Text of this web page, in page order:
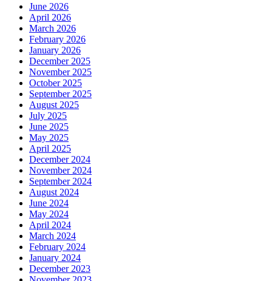
June 2026
April 2026
March 2026
February 2026
January 2026
December 2025
November 2025
October 2025
September 2025
August 2025
July 2025
June 2025
May 2025
April 2025
December 2024
November 2024
September 2024
August 2024
June 2024
May 2024
April 2024
March 2024
February 2024
January 2024
December 2023